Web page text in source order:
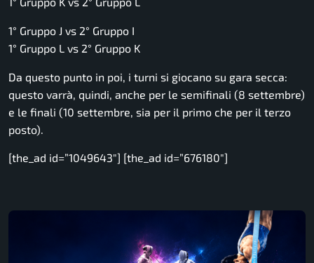
1° Gruppo J vs 2° Gruppo I
1° Gruppo L vs 2° Gruppo K
Da questo punto in poi, i turni si giocano su gara secca:
questo varrà, quindi, anche per le semifinali (8 settembre)
e le finali (10 settembre, sia per il primo che per il terzo
posto).
[the_ad id=”1049643″] [the_ad id=”676180″]